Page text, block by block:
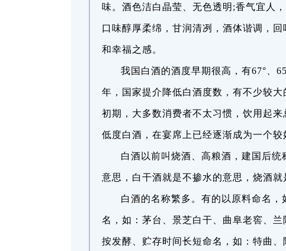
味。酒色洁白晶莹、无色透明;香气宜人
口味醇厚柔绵，甘润清冽，酒体谐调，
和幸福之感。
我国白酒的酒度早期很高，有67°、
年，国家提介降低白酒度数，有不少较
初期，大多数消费者不太习惯，饮用起
低度白酒，在宴席上已经逐渐成为一个较
白酒以前叫烧酒、高粮酒，建国后
意思，白干酒就是不掺水的意思，烧酒
白酒的名称繁多。有的以原料命名
名，如：茅台、景芝白干、曲阜老窖、
按发酵、贮存时间长短命名，如：特曲